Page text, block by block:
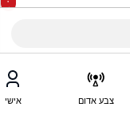
צבע אדום אישי